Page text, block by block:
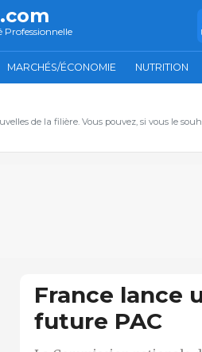
MARCHÉS/ÉCONOMIE NUTRITION
de la filière. Vous pouvez, si vous le
France lance
future PAC